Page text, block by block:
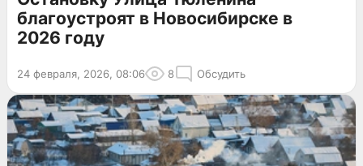
благоустроят в Новосибирске в
2026 году
24 февраля, 2026, 08:06 8 Обсудить